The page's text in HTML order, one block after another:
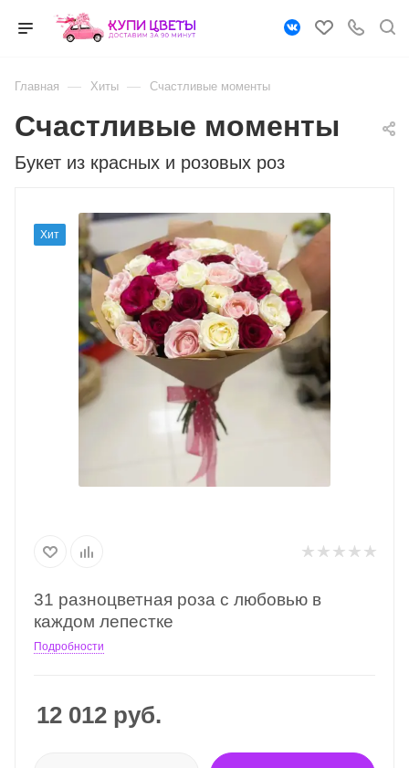
Главная — Хиты — Счастливые моменты
Букет из красных и розовых роз
Счастливые моменты
Хит
31 разноцветная роза с любовью в
каждом лепестке
Подробности
12 012 руб.